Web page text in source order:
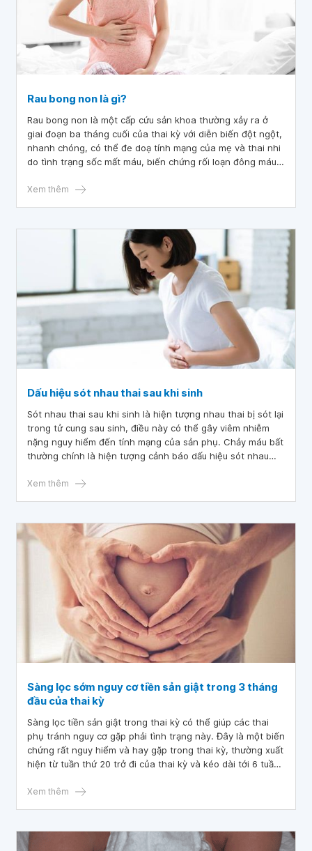
Rau bong non là gì?
Rau bong non là một cấp cứu sản khoa thường xảy ra ở
giai đoạn ba tháng cuối của thai kỳ với diễn biến đột ngột,
nhanh chóng, có thể đe doạ tính mạng của mẹ và thai nhi
do tình trạng sốc mất máu, biến chứng rối loạn đông máu
có thể cứu sống mẹ và thai nhi.
Xem thêm
Dấu hiệu sót nhau thai sau khi sinh
Sót nhau thai sau khi sinh là hiện tượng nhau thai bị sót lại
trong tử cung sau sinh, điều này có thể gây viêm nhiễm
nặng nguy hiểm đến tính mạng của sản phụ. Chảy máu bất
thường chính là hiện tượng cảnh báo dấu hiệu sót nhau
Xem thêm
Sàng lọc sớm nguy cơ tiền sản giật trong 3 tháng
đầu của thai kỳ
Sàng lọc tiền sản giật trong thai kỳ có thể giúp các thai
phụ tránh nguy cơ gặp phải tình trạng này. Đây là một biến
chứng rất nguy hiểm và hay gặp trong thai kỳ, thường xuất
hiện từ tuần thứ 20 trở đi của thai kỳ và kéo dài tới 6 tuần
biến sản khoa cực kỳ nghiêm trọng trong thời kỳ mang
Xem thêm